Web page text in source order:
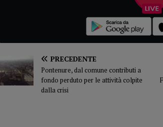
PRECEDENTE
Pontenure, dal comune contributi a
fondo perduto per le attività colpite
dalla crisi